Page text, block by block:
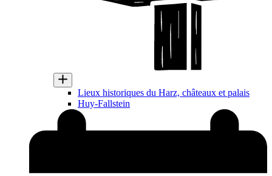
Lieux historiques du Harz, châteaux et palais
Huy-Fallstein